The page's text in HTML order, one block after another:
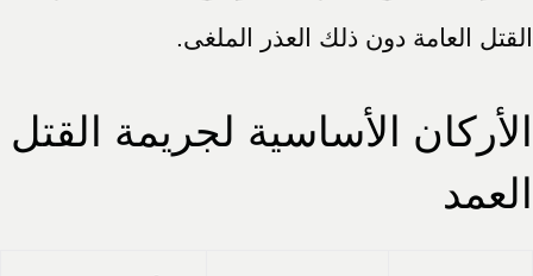
القتل العامة دون ذلك العذر الملغى.
الأركان الأساسية لجريمة القتل
العمد